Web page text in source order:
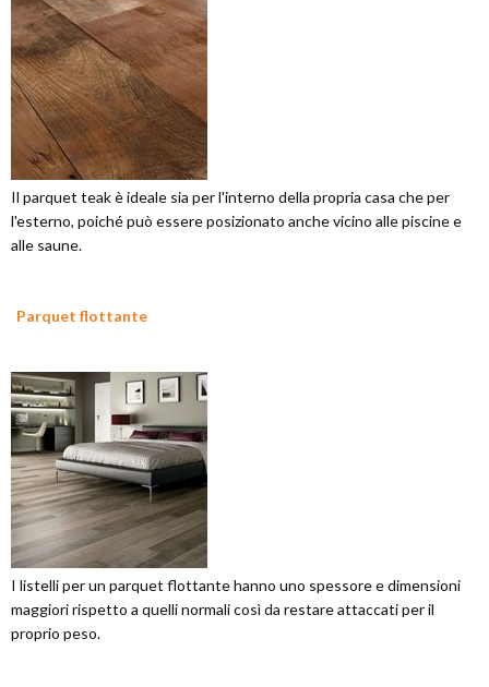
Il parquet teak è ideale sia per l'interno della propria casa che per
l'esterno, poiché può essere posizionato anche vicino alle piscine e
alle saune.
Parquet flottante
I listelli per un parquet flottante hanno uno spessore e dimensioni
maggiori rispetto a quelli normali così da restare attaccati per il
proprio peso.